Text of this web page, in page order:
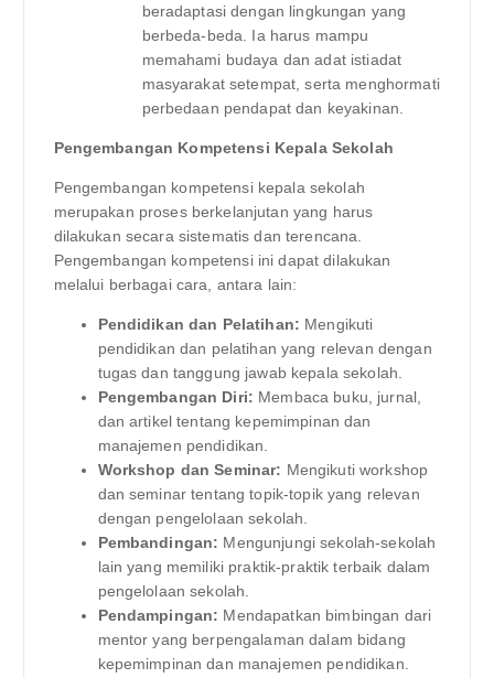
beradaptasi dengan lingkungan yang
berbeda-beda. Ia harus mampu
memahami budaya dan adat istiadat
masyarakat setempat, serta menghormati
perbedaan pendapat dan keyakinan.
Pengembangan Kompetensi Kepala Sekolah
Pengembangan kompetensi kepala sekolah
merupakan proses berkelanjutan yang harus
dilakukan secara sistematis dan terencana.
Pengembangan kompetensi ini dapat dilakukan
melalui berbagai cara, antara lain:
Pendidikan dan Pelatihan: Mengikuti
pendidikan dan pelatihan yang relevan dengan
tugas dan tanggung jawab kepala sekolah.
Pengembangan Diri: Membaca buku, jurnal,
dan artikel tentang kepemimpinan dan
manajemen pendidikan.
Workshop dan Seminar: Mengikuti workshop
dan seminar tentang topik-topik yang relevan
dengan pengelolaan sekolah.
Pembandingan: Mengunjungi sekolah-sekolah
lain yang memiliki praktik-praktik terbaik dalam
pengelolaan sekolah.
Pendampingan: Mendapatkan bimbingan dari
mentor yang berpengalaman dalam bidang
kepemimpinan dan manajemen pendidikan.